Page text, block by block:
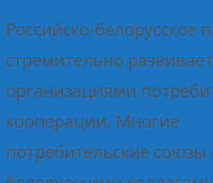
Российско-белорусское
стремительно
организациями
кооперации. Многие
потребительские союзы